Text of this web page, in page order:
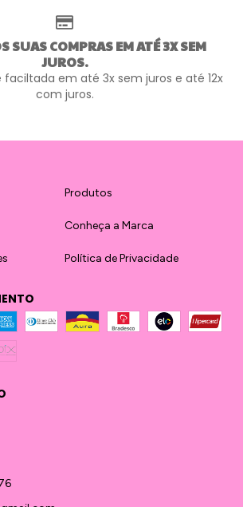
SUAS COMPRAS EM ATÉ 3X SEM
JUROS.
em até 3x sem juros e até 12x
com juros.
Produtos
Conheça a Marca
Política de Privacidade